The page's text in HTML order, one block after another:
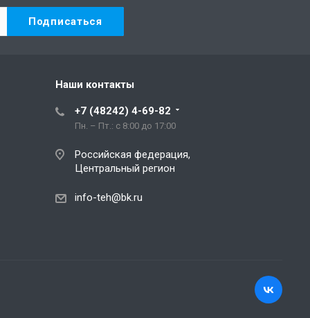
Наши контакты
+7 (48242) 4-69-82
Пн. – Пт.: с 8:00 до 17:00
Российская федерация,
Центральный регион
info-teh@bk.ru